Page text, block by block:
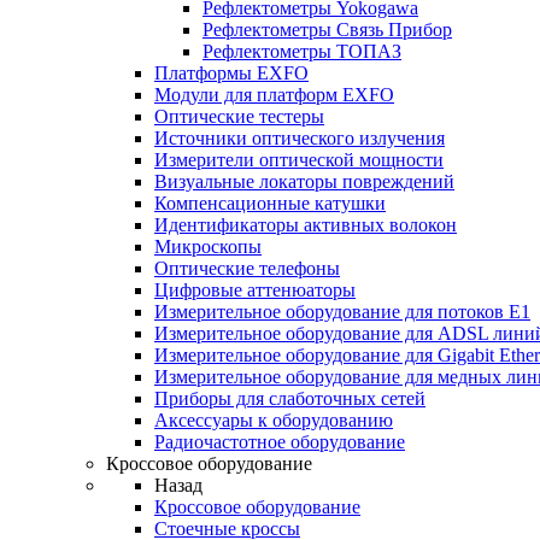
Рефлектометры Yokogawa
Рефлектометры Связь Прибор
Рефлектометры ТОПАЗ
Платформы EXFO
Модули для платформ EXFO
Оптические тестеры
Источники оптического излучения
Измерители оптической мощности
Визуальные локаторы повреждений
Компенсационные катушки
Идентификаторы активных волокон
Микроскопы
Оптические телефоны
Цифровые аттенюаторы
Измерительное оборудование для потоков Е1
Измерительное оборудование для ADSL
Измерительное оборудование для Gigabit
Измерительное оборудование для медных
Приборы для слаботочных сетей
Аксессуары к оборудованию
Радиочастотное оборудование
Кроссовое оборудование
Назад
Кроссовое оборудование
Стоечные кроссы